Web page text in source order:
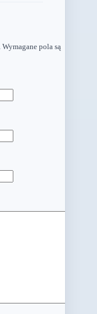
Wymagane pola są